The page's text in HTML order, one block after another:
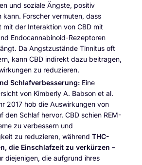
und soziale Ängste, positiv
kann. Forscher vermuten, dass
mit der Interaktion von CBD mit
Endocannabinoid-Rezeptoren
Da Angstzustände Tinnitus oft
kann CBD indirekt dazu beitragen,
zu reduzieren.
Schlafverbesserung: Eine
von Kimberly A. Babson et al.
2017 hob die Auswirkungen von
den Schlaf hervor. CBD schien REM-
zu verbessern und
zu reduzieren, während THC-
die Einschlafzeit zu verkürzen –
diejenigen, die aufgrund ihres